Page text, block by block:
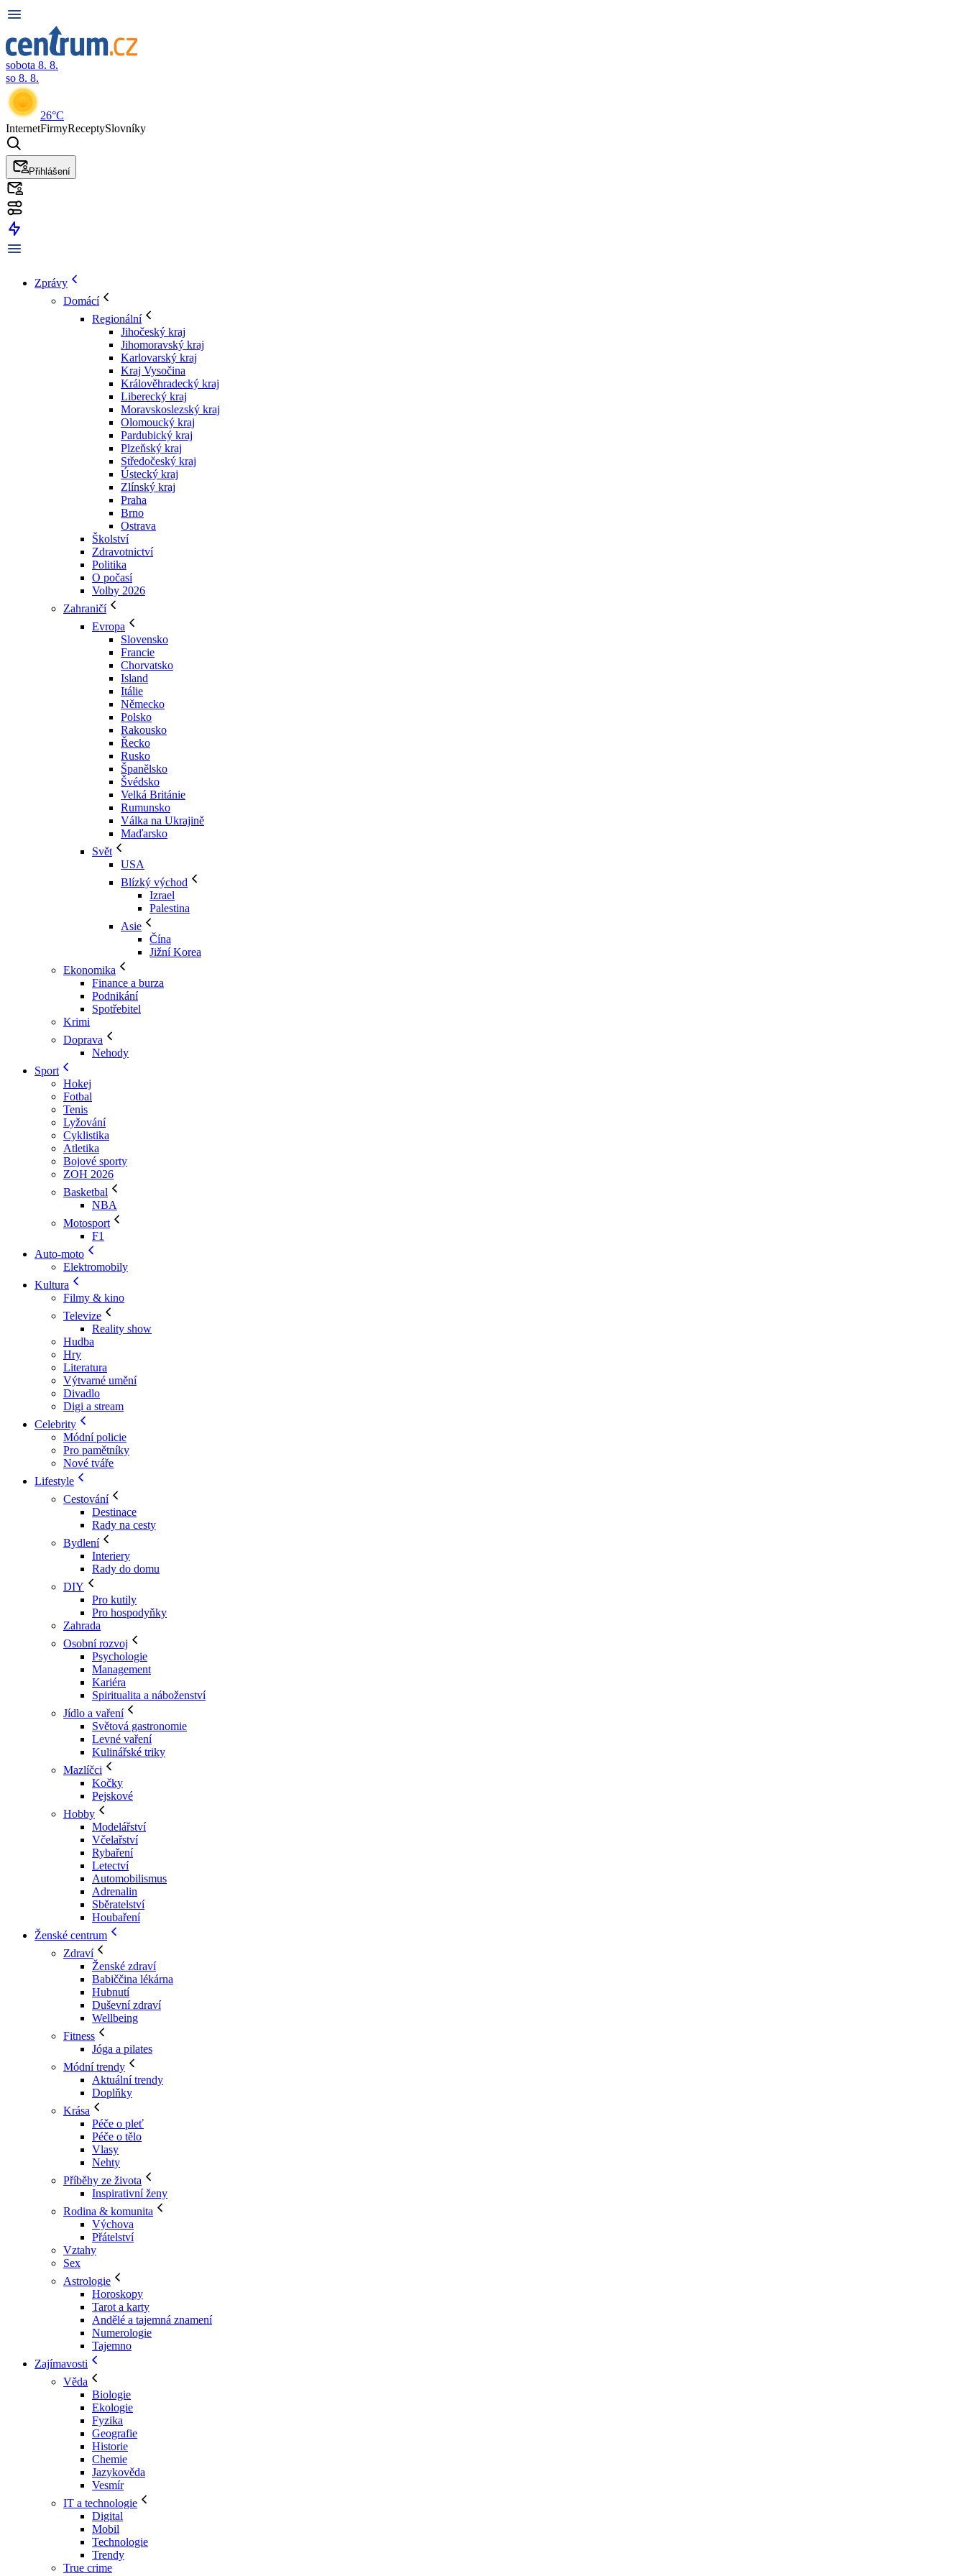
sobota 8. 8.
so 8. 8.
26°C
InternetFirmyReceptySlovníky
Přihlášení
Zprávy
Domácí
Regionální
Jihočeský kraj
Jihomoravský kraj
Karlovarský kraj
Kraj Vysočina
Králověhradecký kraj
Liberecký kraj
Moravskoslezský kraj
Olomoucký kraj
Pardubický kraj
Plzeňský kraj
Středočeský kraj
Ústecký kraj
Zlínský kraj
Praha
Brno
Ostrava
Školství
Zdravotnictví
Politika
O počasí
Volby 2026
Zahraničí
Evropa
Slovensko
Francie
Chorvatsko
Island
Itálie
Německo
Polsko
Rakousko
Řecko
Rusko
Španělsko
Švédsko
Velká Británie
Rumunsko
Válka na Ukrajině
Maďarsko
Svět
USA
Blízký východ
Izrael
Palestina
Asie
Čína
Jižní Korea
Ekonomika
Finance a burza
Podnikání
Spotřebitel
Krimi
Doprava
Nehody
Sport
Hokej
Fotbal
Tenis
Lyžování
Cyklistika
Atletika
Bojové sporty
ZOH 2026
Basketbal
NBA
Motosport
F1
Auto-moto
Elektromobily
Kultura
Filmy & kino
Televize
Reality show
Hudba
Hry
Literatura
Výtvarné umění
Divadlo
Digi a stream
Celebrity
Módní policie
Pro pamětníky
Nové tváře
Lifestyle
Cestování
Destinace
Rady na cesty
Bydlení
Interiery
Rady do domu
DIY
Pro kutily
Pro hospodyňky
Zahrada
Osobní rozvoj
Psychologie
Management
Kariéra
Spiritualita a náboženství
Jídlo a vaření
Světová gastronomie
Levné vaření
Kulinářské triky
Mazlíčci
Kočky
Pejskové
Hobby
Modelářství
Včelařství
Rybaření
Letectví
Automobilismus
Adrenalin
Sběratelství
Houbaření
Ženské centrum
Zdraví
Ženské zdraví
Babiččina lékárna
Hubnutí
Duševní zdraví
Wellbeing
Fitness
Jóga a pilates
Módní trendy
Aktuální trendy
Doplňky
Krása
Péče o pleť
Péče o tělo
Vlasy
Nehty
Příběhy ze života
Inspirativní ženy
Rodina & komunita
Výchova
Přátelství
Vztahy
Sex
Astrologie
Horoskopy
Tarot a karty
Andělé a tajemná znamení
Numerologie
Tajemno
Zajímavosti
Věda
Biologie
Ekologie
Fyzika
Geografie
Historie
Chemie
Jazykověda
Vesmír
IT a technologie
Digital
Mobil
Technologie
Trendy
True crime